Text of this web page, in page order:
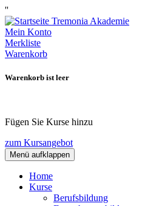
''
Mein Konto
Merkliste
Warenkorb
Warenkorb ist leer
Fügen Sie Kurse hinzu
zum Kursangebot
Menü aufklappen
Home
Kurse
Berufsbildung